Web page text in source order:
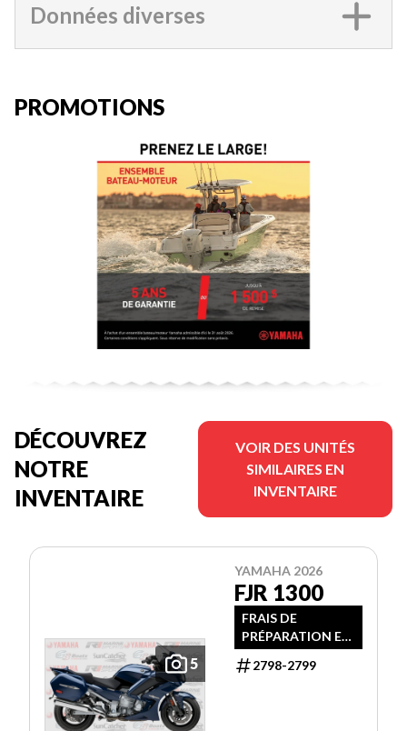
Données diverses
PROMOTIONS
DÉCOUVREZ
NOTRE
INVENTAIRE
VOIR DES UNITÉS
SIMILAIRES EN
INVENTAIRE
5
YAMAHA 2026
FJR 1300
FRAIS DE
PRÉPARATION ET
TRANSPORT
INCLUS
2798-2799